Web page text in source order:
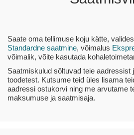
Saate oma tellimuse koju kätte,
Standardne saatmine, võimalus
võimalik, võite kasutada
Saatmiskulud sõltuvad teie aadressist
toodetest. Kutsume teid üles lisama
aadressi ostukorvi ning me arvutame
maksumuse ja saatmisaja.